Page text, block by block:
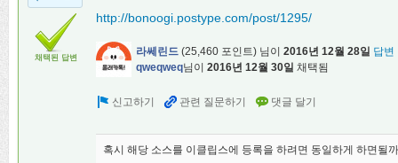
채택된 답변
http://bonoogi.postype.com/post/1295/
라쎄린드 (25,460 포인트) 님이 2016년 12월 28일 답변
qweqweq님이 2016년 12월 30일 채택됨
혹시 해당 소스를 이클립스에 등록을 하려면 동일하게 하면될